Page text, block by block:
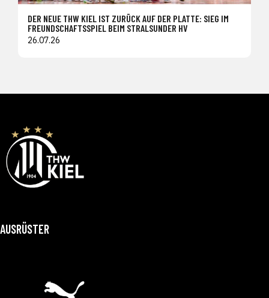
DER NEUE THW KIEL IST ZURÜCK AUF DER PLATTE: SIEG IM
FREUNDSCHAFTSSPIEL BEIM STRALSUNDER HV
26.07.26
AUSRÜSTER